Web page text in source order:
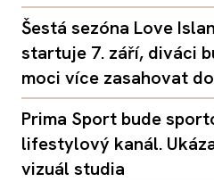
Šestá sezóna Love
startuje 7. září, diváci
moci více zasahovat
Prima Sport bude
lifestylový kanál.
vizuál studia